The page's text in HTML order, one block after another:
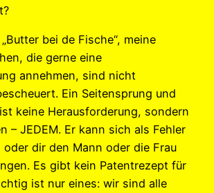
bei de Fische“, meine
die gerne eine
annehmen, sind nicht
Ein Seitensprung und
keine Herausforderung, sondern
– JEDEM. Er kann sich als Fehler
oder dir den Mann oder die Frau
Es gibt kein Patentrezept für
ist nur eines: wir sind alle